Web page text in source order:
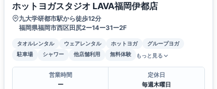
ホットヨガスタジオ LAVA福岡伊都店
九大学研都市駅から徒歩12分
福岡県福岡市西区田尻2ー14ー31ー2F
タオルレンタル ウェアレンタル ホットヨガ
グループヨガ
駐車場
シャワー 他店舗利用 無料体験 もっと見る
営業時間
ー
定休日
毎週木曜日